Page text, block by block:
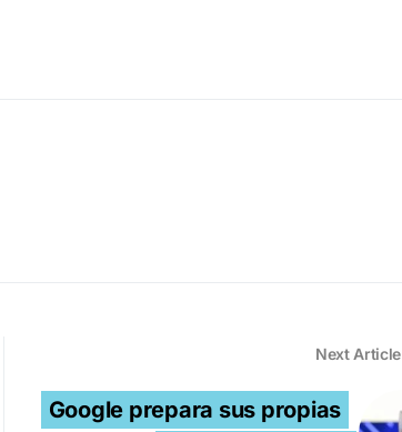
Next Article
Google prepara sus propias